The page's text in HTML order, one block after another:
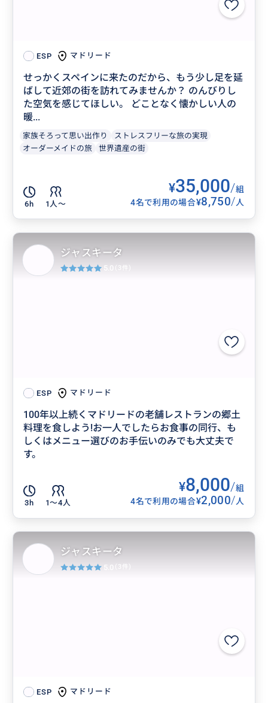
ESP マドリード
せっかくスペインに来たのだから、もう少し足を延
ばして近郊の街を訪れてみませんか？ のんびりし
た空気を感じてほしい。 どことなく懐かしい人の
暖...
家族そろって思い出作り
ストレスフリーな旅の実現
オーダーメイドの旅
世界遺産の街
6h 1人〜
¥35,000/組
4名で利用の場合¥8,750/人
ESP マドリード
100年以上続くマドリードの老舗レストランの郷土
料理を食しよう!お一人でしたらお食事の同行、も
しくはメニュー選びのお手伝いのみでも大丈夫で
す。
3h 1〜4人
¥8,000/組
4名で利用の場合¥2,000/人
ジャスキータ
5.0 (3件)
ESP マドリード
ジャスキータ
5.0 (3件)